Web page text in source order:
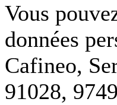
Vous
données
Cafineo,
91028,